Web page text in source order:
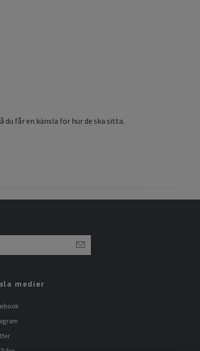
får en känsla för hur de ska sitta.
medier